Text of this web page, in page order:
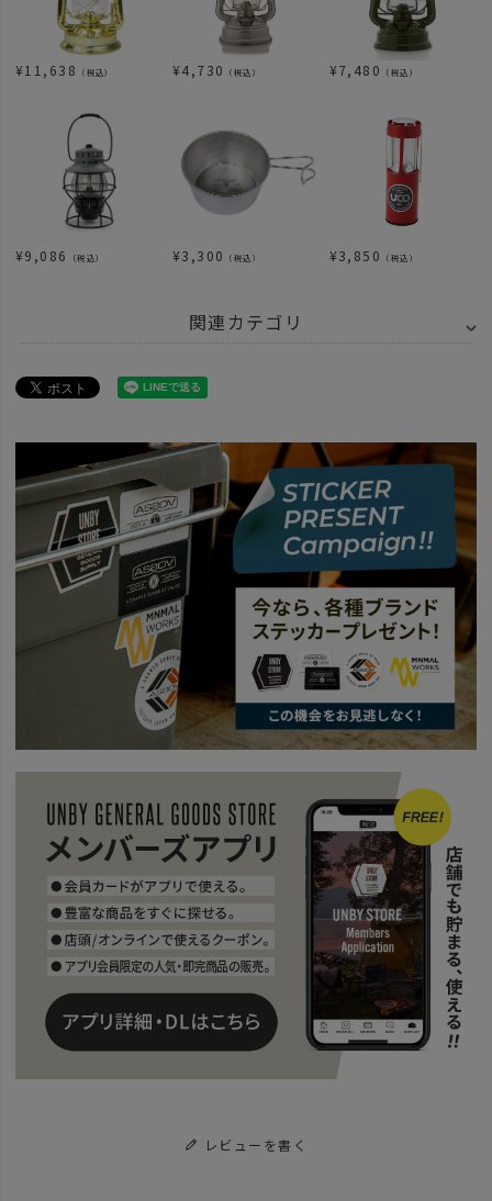
¥11,638 （税込） ¥4,730 （税込） ¥7,480 （税込）
¥9,086 （税込） ¥3,300 （税込） ¥3,850 （税込）
関連カテゴリ
BRAND UNBY SELECT ETC. - その他
アウトドア・キャンプ用品 ランタン ライト ランタン
BRAND UNBY SELECT DIETZ
news Lantern 3選
news DIETZ ハリケーンランタン
news キャンプクリスマスギフト特集。
ずっと使えるギア選びを。
日本の暑さに必要なアウトドアグッズ
レビューを書く